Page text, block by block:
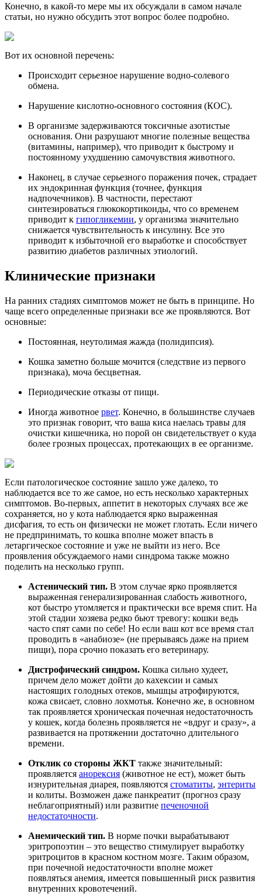
Конечно, в какой-то мере мы их обсуждали в самом начале
статьи, но нужно обсудить этот вопрос более подробно.
Вот их основной перечень:
Происходит серьезное нарушение водно-солевого
обмена.
Нарушение кислотно-основного состояния (КОС).
В организме задерживаются токсичные азотистые
основания. Они разрушают многие полезные вещества
(витамины, например), что приводит к быстрому и
постоянному ухудшению самочувствия животного.
Наконец, в случае серьезного поражения почек, страдает
их эндокринная функция (точнее, функция
надпочечников). В частности, перестают
синтезироваться глюкокортикоиды, что со временем
приводит к гипогликемии, у организма значительно
снижается чувствительность к инсулину. Все это
приводит к избыточной его выработке и способствует
развитию диабетов различных этиологий.
Клинические признаки
На ранних стадиях симптомов может не быть в принципе. Но
чаще всего определенные признаки все же проявляются. Вот
основные:
Постоянная, неутолимая жажда (полидипсия).
Кошка заметно больше мочится (следствие из первого
признака), моча бесцветная.
Периодические отказы от пищи.
Иногда животное рвет. Конечно, в большинстве случаев
это признак говорит, что ваша киса наелась травы для
очистки кишечника, но порой он свидетельствует о куда
более грозных процессах, протекающих в ее организме.
Если патологическое состояние зашло уже далеко, то
наблюдается все то же самое, но есть несколько характерных
симптомов. Во-первых, аппетит в некоторых случаях все же
сохраняется, но у кота наблюдается ярко выраженная
дисфагия, то есть он физически не может глотать. Если ничего
не предпринимать, то кошка вполне может впасть в
летаргическое состояние и уже не выйти из него. Все
проявления обсуждаемого нами синдрома также можно
поделить на несколько групп.
Астенический тип. В этом случае ярко проявляется
выраженная генерализированная слабость животного,
кот быстро утомляется и практически все время спит. На
этой стадии хозяева редко бьют тревогу: кошки ведь
часто спят сами по себе! Но если ваш кот все время стал
проводить в «анабиозе» (не прерываясь даже на прием
пищи), пора срочно показать его ветеринару.
Дистрофический синдром. Кошка сильно худеет,
причем дело может дойти до кахексии и самых
настоящих голодных отеков, мышцы атрофируются,
кожа свисает, словно лохмотья. Конечно же, в основном
так проявляется хроническая почечная недостаточность
у кошек, когда болезнь проявляется не «вдруг и сразу», а
развивается на протяжении достаточно длительного
времени.
Отклик со стороны ЖКТ также значительный:
проявляется анорексия (животное не ест), может быть
изнурительная диарея, появляются стоматиты, энтериты
и колиты. Возможен даже панкреатит (прогноз сразу
неблагоприятный) или развитие печеночной
недостаточности.
Анемический тип. В норме почки вырабатывают
эритропоэтин – это вещество стимулирует выработку
эритроцитов в красном костном мозге. Таким образом,
при почечной недостаточности вполне может
появляться анемия, имеется повышенный риск развития
внутренних кровотечений.